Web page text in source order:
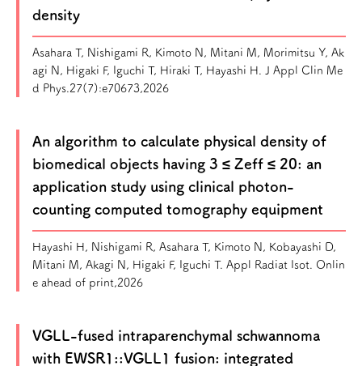
density
Asahara T, Nishigami R, Kimoto N, Mitani M, Morimitsu Y, Ak
agi N, Higaki F, Iguchi T, Hiraki T, Hayashi H. J Appl Clin Me
d Phys.27(7):e70673,2026
An algorithm to calculate physical density of
biomedical objects having 3 ≤ Zeff ≤ 20: an
application study using clinical photon-
counting computed tomography equipment
Hayashi H, Nishigami R, Asahara T, Kimoto N, Kobayashi D,
Mitani M, Akagi N, Higaki F, Iguchi T. Appl Radiat Isot. Onlin
e ahead of print,2026
VGLL-fused intraparenchymal schwannoma
with EWSR1::VGLL1 fusion: integrated